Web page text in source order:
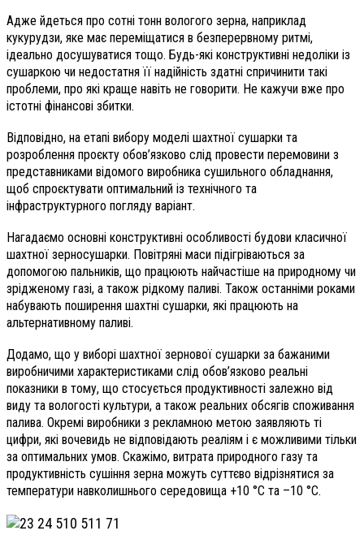
Адже йдеться про сотні тонн вологого зерна, наприклад
кукурудзи, яке має переміщатися в безперервному ритмі,
ідеально досушуватися тощо. Будь-які конструктивні недоліки із
сушаркою чи недостатня її надійність здатні спричинити такі
проблеми, про які краще навіть не говорити. Не кажучи вже про
істотні фінансові збитки.
Відповідно, на етапі вибору моделі шахтної сушарки та
розроблення проєкту обов’язково слід провести перемовини з
представниками відомого виробника сушильного обладнання,
щоб спроєктувати оптимальний із технічного та
інфраструктурного погляду варіант.
Нагадаємо основні конструктивні особливості будови класичної
шахтної зерносушарки. Повітряні маси підігріваються за
допомогою пальників, що працюють найчастіше на природному чи
зрідженому газі, а також рідкому паливі. Також останніми роками
набувають поширення шахтні сушарки, які працюють на
альтернативному паливі.
Додамо, що у виборі шахтної зернової сушарки за бажаними
виробничими характеристиками слід обов’язково реальні
показники в тому, що стосується продуктивності залежно від
виду та вологості культури, а також реальних обсягів споживання
палива. Окремі виробники з рекламною метою заявляють ті
цифри, які вочевидь не відповідають реаліям і є можливими тільки
за оптимальних умов. Скажімо, витрата природного газу та
продуктивність сушіння зерна можуть суттєво відрізнятися за
температури навколишнього середовища +10 °С та –10 °С.